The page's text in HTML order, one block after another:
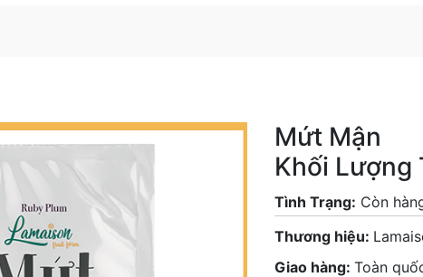
Mứt Mận
Khối Lượng
Tình Trạng: Còn
Thương hiệu:
Giao hàng: Toàn